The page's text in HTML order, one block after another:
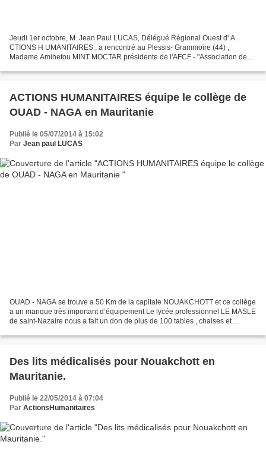
Jeudi 1er octobre, M. Jean Paul LUCAS, Délégué Régional Ouest d' A
CTIONS H UMANITAIRES , a rencontré au Plessis- Grammoire (44) ,
Madame Aminetou MINT MOCTAR présidente de l'AFCF - "Association des
ACTIONS HUMANITAIRES équipe le collège de
OUAD - NAGA en Mauritanie
Publié le 05/07/2014 à 15:02
Par Jean paul LUCAS
OUAD - NAGA se trouve a 50 Km de la capitale NOUAKCHOTT et ce collège
a un manque très important d’équipement Le lycée professionnel LE MASLE
de saint-Nazaire nous a fait un don de plus de 100 tables , chaises et
Des lits médicalisés pour Nouakchott en
Mauritanie.
Publié le 22/05/2014 à 07:04
Par ActionsHumanitaires